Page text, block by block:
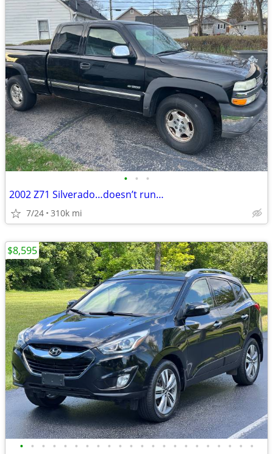
• • •
2002 Z71 Silverado…doesn’t run…
7/24 310k mi
• • • • • • • • • • • • • • • • • • • • • •
$8,595